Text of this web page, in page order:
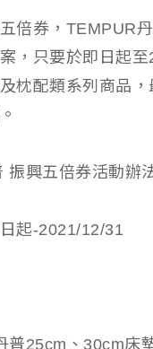
倍券，TEMPUR
，只要於即日起
枕配類系列商品
振興五倍券活動辦
起-2021/12/31
普25cm、30cm床